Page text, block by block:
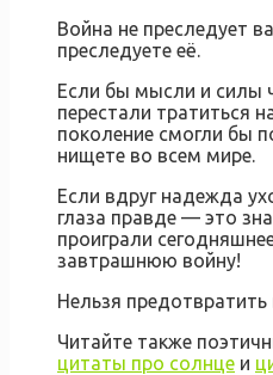
Война не преследует
преследуете её.
Если бы мысли и силы
перестали тратиться
поколение смогли бы
нищете во всем мире.
Если вдруг надежда
глаза правде — это
проиграли
завтрашнюю войну!
Нельзя предотвратить
Читайте также
цитаты про солнце и